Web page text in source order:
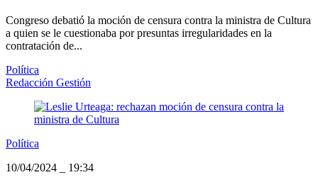
Congreso debatió la moción de censura contra la ministra de Cultura
a quien se le cuestionaba por presuntas irregularidades en la
contratación de...
Política
Redacción Gestión
Política
10/04/2024
19:34